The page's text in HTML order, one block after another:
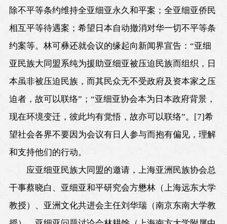
除不平等条约维持全亚细亚永久和平案；全亚细亚侨民
相互平等待遇案；希望日本自动撤消对华一切不平等条
约案等。林可彝还就会议的缘起向新闻界宣告：“亚细
亚民族大同盟系纯为援助亚细亚被压迫民族而组织，日
本虽非被压迫民族，而其民众无不受政府及资本家之压
迫者，故可以联络”；“亚细亚协会本为日本政府背景，
现在环境变迁，彼此均有觉悟，故亦可以联络”。
[7]希
望社会各界不要因为会议有日人参与而抱有偏见，理解
和支持他们的行动。
应亚细亚民族大同盟的邀请，上海亚洲民族协会总
干事蔡晓白、亚细亚和平研究会方懋林（上海远东大学
教授）、亚洲文化共进会主任刘华瑞（南京东南大学教